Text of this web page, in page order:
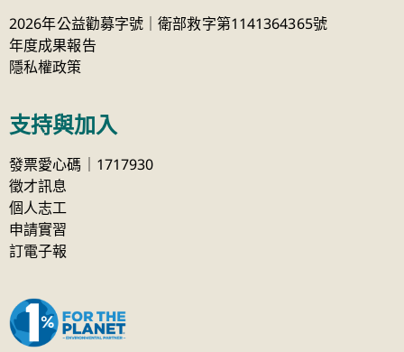
2026年公益勸募字號｜衛部救字第1141364365號
年度成果報告
隱私權政策
支持與加入
發票愛心碼｜1717930
徵才訊息
個人志工
申請實習
訂電子報